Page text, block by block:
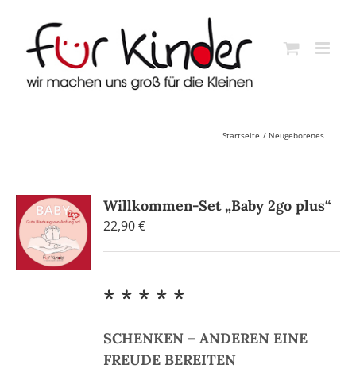
content
Startseite Neugeborenes
Willkommen-Set „Baby 2go plus“
22,90€
* * * * *
SCHENKEN – ANDEREN EINE
FREUDE BEREITEN